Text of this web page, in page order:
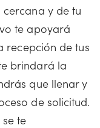
y de tu
te apoyará
recepción de tus
brindará la
que llenar y
de solicitud.
te